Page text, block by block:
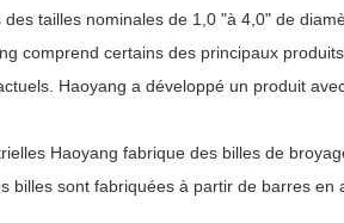
tailles nominales de 1,0 "à 4,0" de
comprend certains des principaux
Haoyang a développé un produit
Haoyang fabrique des billes de
billes sont fabriquées à partir de barres